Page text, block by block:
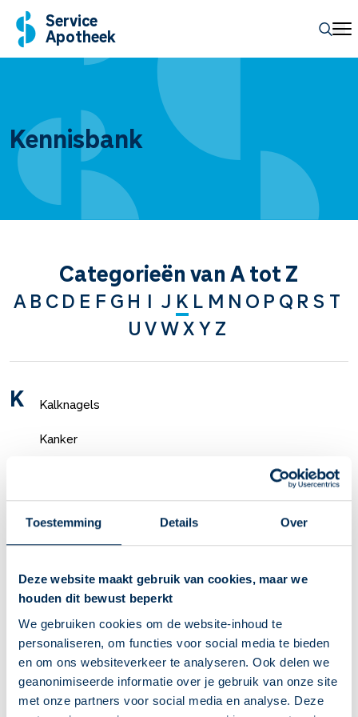
Toestemming Details Over
Deze website maakt gebruik van cookies, maar we
houden dit bewust beperkt
We gebruiken cookies om de website-inhoud te
personaliseren, om functies voor social media te bieden
en om ons websiteverkeer te analyseren. Ook delen we
geanonimiseerde informatie over je gebruik van onze site
met onze partners voor social media en analyse. Deze
Service
Apotheek
Kennisbank
Categorieën van A tot Z
AB CD E F G H I J K L M N O P Q RS T
U VWXY Z
K
Kalknagels
Kanker
Keratoconjunctivitis sicca
Kinderen
Kinderwens
Kinderziekten